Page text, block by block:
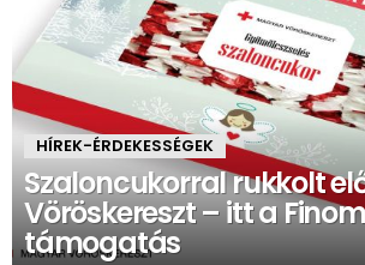
HÍREK-ÉRDEKESSÉGEK
Szaloncukorral rukkolt
Vöröskereszt – itt a Finom
támogatás